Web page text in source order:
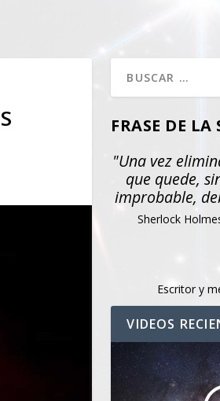
FRASE DE
"Una vez
que quede,
improbable,
Sherlock
Escritor y
VIDEOS